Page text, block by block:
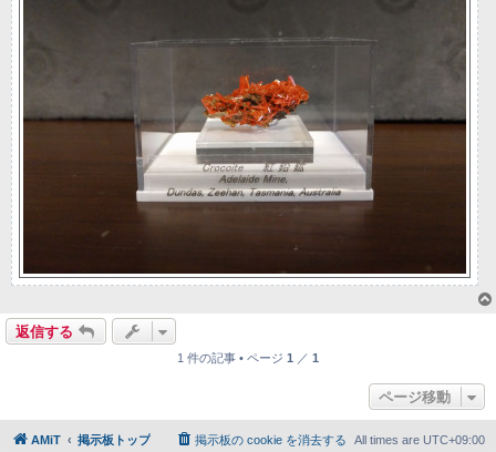
返信する
1 件の記事 • ページ 1 ／ 1
ページ移動
AMiT 掲示板トップ All times are UTC+09:00
掲示板の cookie を消去する